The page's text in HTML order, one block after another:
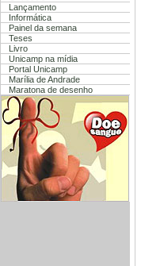
Lançamento
Informática
Painel da semana
Teses
Livro
Unicamp na mídia
Portal Unicamp
Marília de Andrade
Maratona de desenho